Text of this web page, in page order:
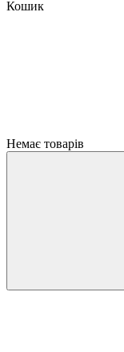
Кошик
Немає товарів